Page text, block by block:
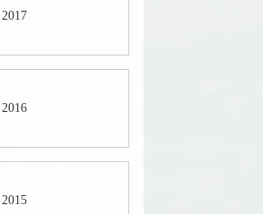
2017
2016
2015